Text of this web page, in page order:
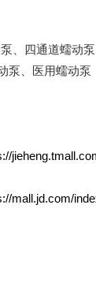
、四通道蠕动
泵、医用蠕动泵
mall.jd.com/